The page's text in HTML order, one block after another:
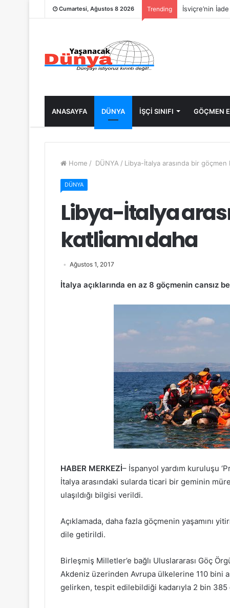
Cumartesi, Ağustos 8 2026 Trending İsviçre’nin
ANASAYFA DÜNYA İŞÇİ SINIFI GÖÇMEN
Home / DÜNYA / Libya-İtalya arasında bir göçmen
DÜNYA
Libya-İtalya
katliamı daha
Ağustos 1, 2017
İtalya açıklarında en az 8 göçmenin cansız
HABER MERKEZİ– İspanyol yardım kuruluşu
İtalya arasındaki sularda ticari bir geminin
ulaşıldığı bilgisi verildi.
Açıklamada, daha fazla göçmenin yaşamını
dile getirildi.
Birleşmiş Milletler’e bağlı Uluslararası Göç
Akdeniz üzerinden Avrupa ülkelerine 110 bini
gelirken, tespit edilebildiği kadarıyla 2 bin 385